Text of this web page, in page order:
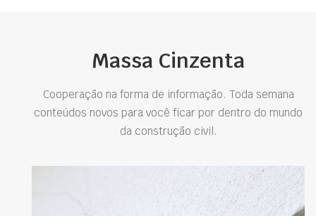
Massa Cinzenta
Cooperação na forma de informação. Toda semana
conteúdos novos para você ficar por dentro do mundo
da construção civil.